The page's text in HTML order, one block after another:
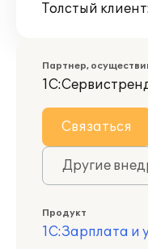
Толстый
Партнер,
Связаться
Другие
Продукт
1С:Зарплата и